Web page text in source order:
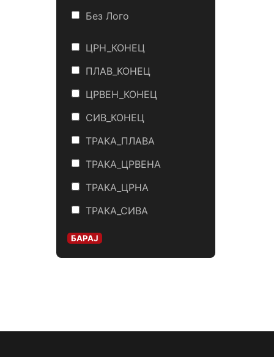
Без Лого
ЦРН_КОНЕЦ
ПЛАВ_КОНЕЦ
ЦРВЕН_КОНЕЦ
СИВ_КОНЕЦ
ТРАКА_ПЛАВА
ТРАКА_ЦРВЕНА
ТРАКА_ЦРНА
ТРАКА_СИВА
БАРАЈ